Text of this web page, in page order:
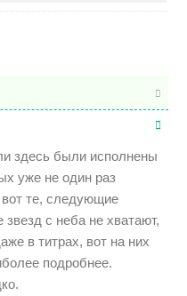
здесь были исполнены
уже не один раз
те, следующие
с неба не хватают,
в титрах, вот на них
подробнее.